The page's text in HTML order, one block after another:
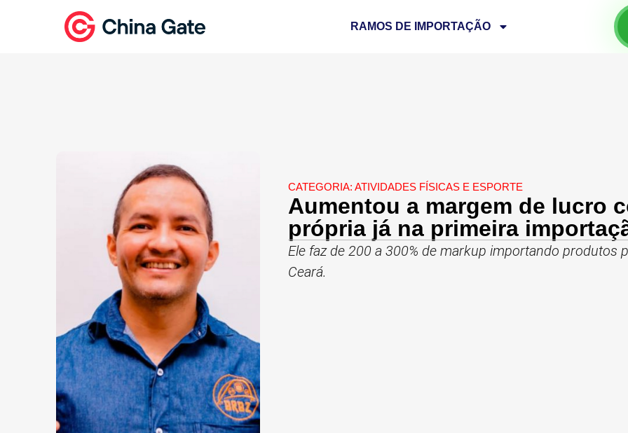
RAMOS DE IMPORTAÇÃO
CATEGORIA: ATIVIDADES FÍSICAS E ESPORTE
Aumentou a margem de lucro
própria já na primeira
Ele faz de 200 a 300% de markup importando produtos
Ceará.